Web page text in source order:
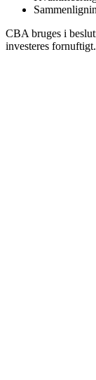
CBA bruges i
investeres fornuftigt.